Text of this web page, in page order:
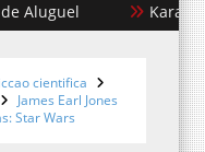
Karate Kid:
cientifica
James Earl Jones
Star Wars